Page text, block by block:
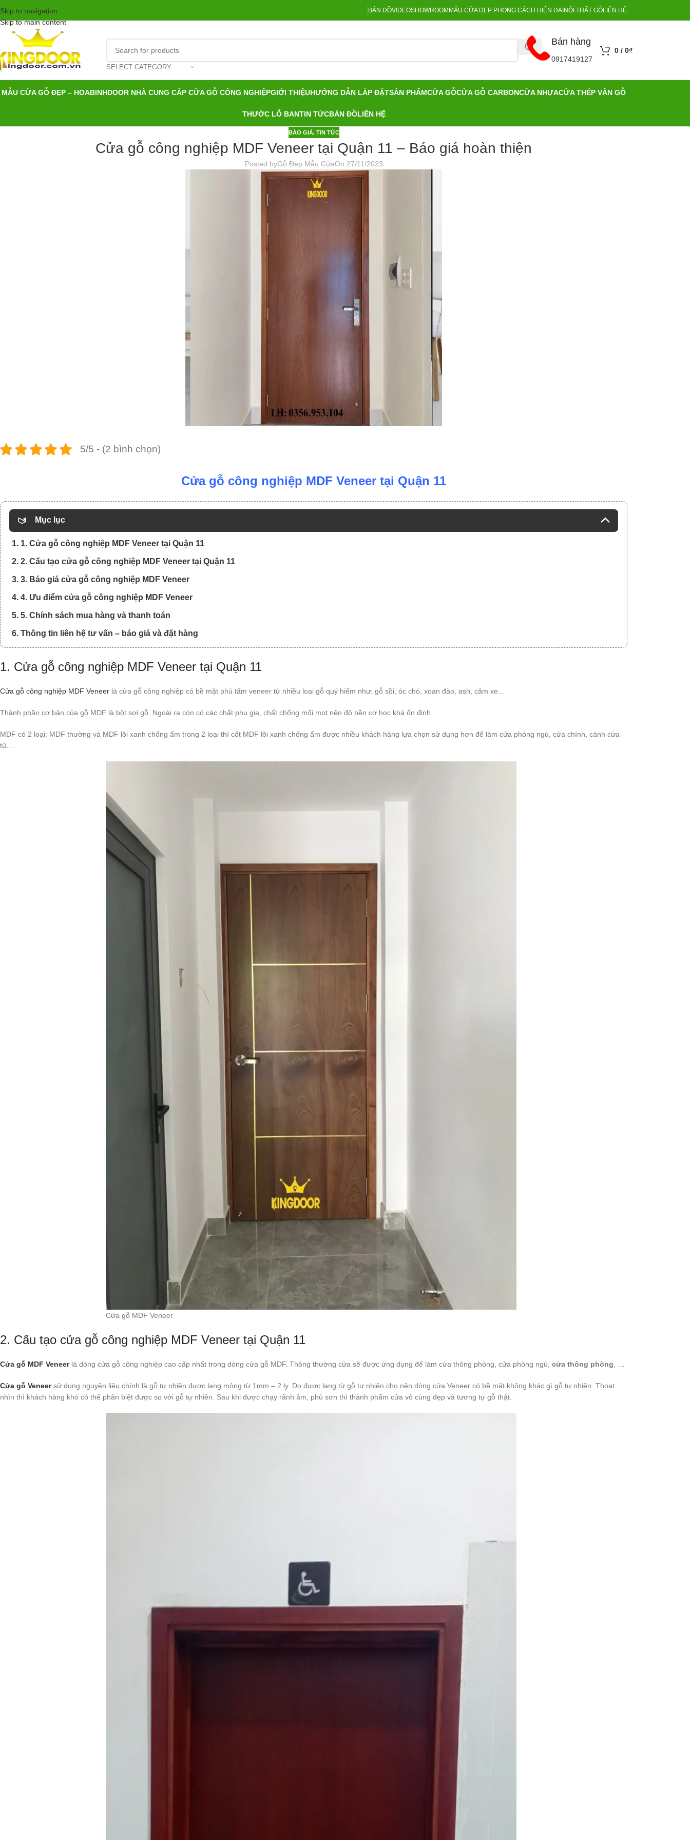
Skip to navigation
Skip to main content
BẢN ĐỒVIDEOSHOWROOM MẪU CỬA ĐẸP PHONG CÁCH HIỆN ĐẠI NỘI THẤT GỖLIÊN HỆ
SELECT CATEGORY
Bán hàng
0917419127
0 / 0₫
MẪU CỬA GỖ ĐẸP – HOABINHDOOR NHÀ CUNG CẤP CỬA GỖ CÔNG NGHIỆPGIỚI THIỆUHƯỚNG DẪN LẮP ĐẶTSẢN PHẨMCỬA GỖCỬA GỖ CARBONCỬA NHỰACỬA THÉP VÂN GỖ
THƯỚC LỖ BANTIN TỨCBẢN ĐỒLIÊN HỆ
BÁO GIÁ, TIN TỨC
Cửa gỗ công nghiệp MDF Veneer tại Quận 11 – Báo giá hoàn thiện
Posted byGỗ Đẹp Mẫu CửaOn 27/11/2023
5/5 - (2 bình chọn)
Cửa gỗ công nghiệp MDF Veneer tại Quận 11
Mục lục
1. 1. Cửa gỗ công nghiệp MDF Veneer tại Quận 11
2. 2. Cấu tạo cửa gỗ công nghiệp MDF Veneer tại Quận 11
3. 3. Báo giá cửa gỗ công nghiệp MDF Veneer
4. 4. Ưu điểm cửa gỗ công nghiệp MDF Veneer
5. 5. Chính sách mua hàng và thanh toán
6. Thông tin liên hệ tư vấn – báo giá và đặt hàng
1. Cửa gỗ công nghiệp MDF Veneer tại Quận 11
Cửa gỗ công nghiệp MDF Veneer là cửa gỗ công nghiệp có bề mặt phủ tấm veneer từ nhiều loại gỗ quý hiếm như: gỗ sồi, óc chó, xoan đào, ash, căm xe…
Thành phần cơ bản của gỗ MDF là bột sợi gỗ. Ngoài ra còn có các chất phụ gia, chất chống mối mọt nên độ bền cơ học khá ổn định.
MDF có 2 loại: MDF thường và MDF lõi xanh chống ẩm trong 2 loại thì cốt MDF lõi xanh chống ẩm được nhiều khách hàng lựa chọn sử dụng hơn để làm cửa phòng ngủ, cửa chính, cánh cửa
tủ….
Cửa gỗ MDF Veneer
2. Cấu tạo cửa gỗ công nghiệp MDF Veneer tại Quận 11
Cửa gỗ MDF Veneerlà dòng cửa gỗ công nghiệp cao cấp nhất trong dòng cửa gỗ MDF. Thông thường cửa sẽ được ứng dụng để làm cửa thông phòng, cửa phòng ngủ, cửa thông phòng
Cửa gỗ Veneersử dụng nguyên liệu chính là gỗ tự nhiên được lạng mỏng từ 1mm – 2 ly. Do được lạng từ gỗ tự nhiên cho nên dòng cửa Veneer có bề mặt không khác gì gỗ tự nhiên. Thoạt
nhìn thì khách hàng khó có thể phân biệt được so với gỗ tự nhiên. Sau khi được chạy rãnh âm, phủ sơn thì thành phẩm cửa vô cùng đẹp và tương tự gỗ thật.